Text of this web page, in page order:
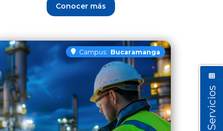
Conocer más
Campus: Bucaramanga
Servicios